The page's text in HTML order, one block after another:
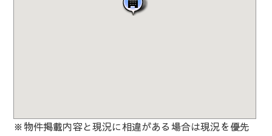
※物件掲載内容と現況に相違がある場合は現況を優先